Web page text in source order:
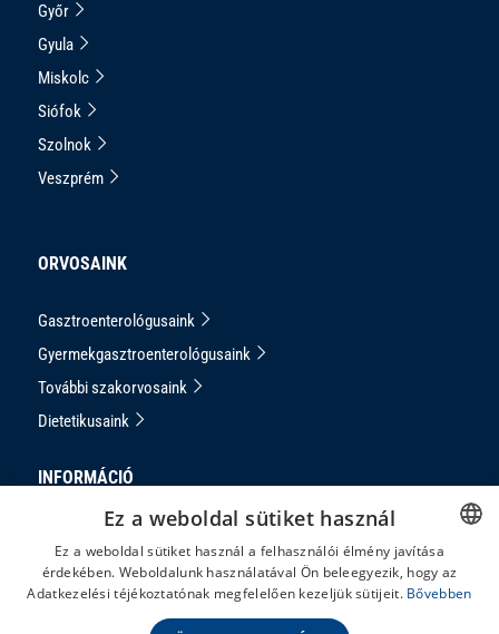
Győr
Gyula
Miskolc
Siófok
Szolnok
Veszprém
ORVOSAINK
Gasztroenterológusaink
Gyermekgasztroenterológusaink
További szakorvosaink
Dietetikusaink
INFORMÁCIÓ
Impresszum
Panaszkezelés
HUNGARIAN
Ez a weboldal sütiket használ
Ez a weboldal sütiket használ a felhasználói élmény javítása
érdekében. Weboldalunk használatával Ön beleegyezik, hogy az
Adatkezelési téjékoztatónak megfelelően kezeljük sütijeit. Bővebben